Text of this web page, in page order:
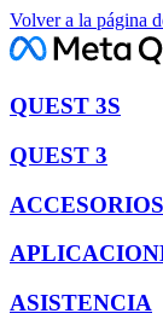
Volver a la página
QUEST 3S
QUEST 3
ACCESORIOS
ASISTENCIA